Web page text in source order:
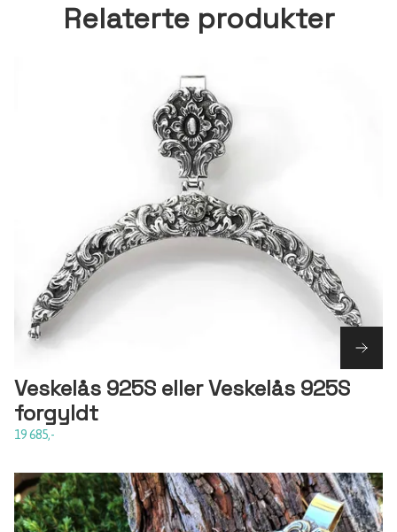
Relaterte produkter
Veskelås 925S eller Veskelås 925S
forgyldt
19 685,-